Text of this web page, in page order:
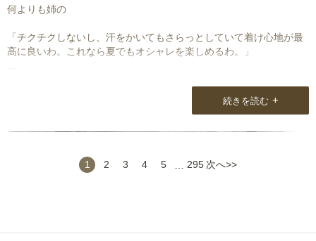
何よりも姉の
「チクチクしないし、汗をかいてもさらっとしていて着け心地が最
高に良いわ。これなら夏でもオシャレを楽しめるわ。」
続きを読む +
1 2 3 4 5 295 次へ>>